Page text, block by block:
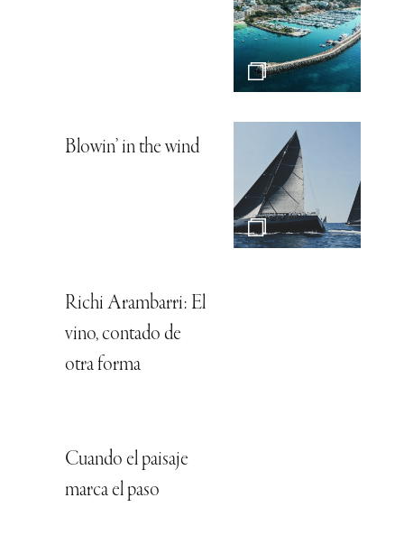
Blowin’ in the wind
Richi Arambarri: El
vino, contado de
otra forma
Cuando el paisaje
marca el paso